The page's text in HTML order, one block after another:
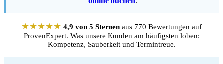
★★★★★ 4,9 von 5 Sternen aus 770 Bewertungen auf
ProvenExpert. Was unsere Kunden am häufigsten loben:
Kompetenz, Sauberkeit und Termintreue.